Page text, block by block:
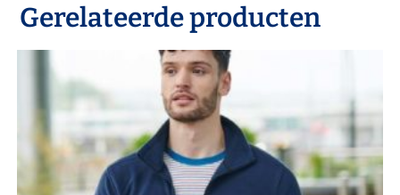
Gerelateerde producten